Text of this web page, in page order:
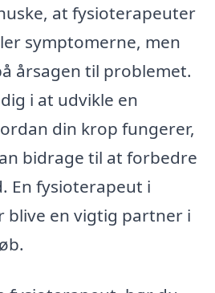
at fysioterapeuter
symptomerne, men
årsagen til problemet.
i at udvikle en
din krop fungerer,
bidrage til at forbedre
En fysioterapeut i
blive en vigtig partner i